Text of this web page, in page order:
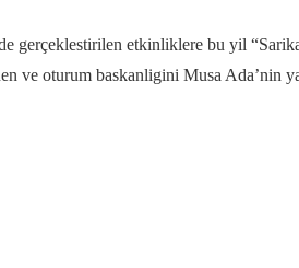
gerçeklestirilen etkinliklere bu yil
ve oturum baskanligini Musa Ada’nin